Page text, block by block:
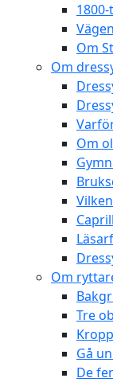
Om
Om
Om
Om
Tre
Gå
De